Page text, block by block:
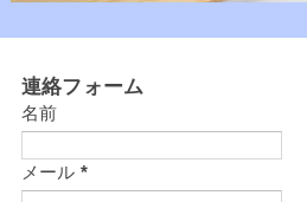
連絡フォーム
名前
メール *